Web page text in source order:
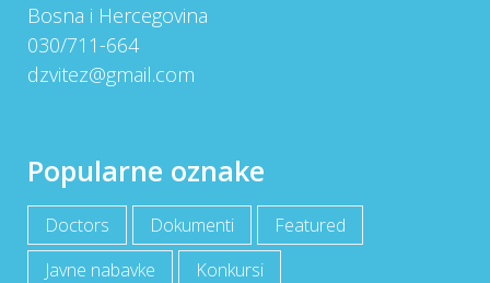
Bosna i Hercegovina
030/711-664
dzvitez@gmail.com
Popularne oznake
Doctors Dokumenti
Featured
Javne nabavke
Konkursi